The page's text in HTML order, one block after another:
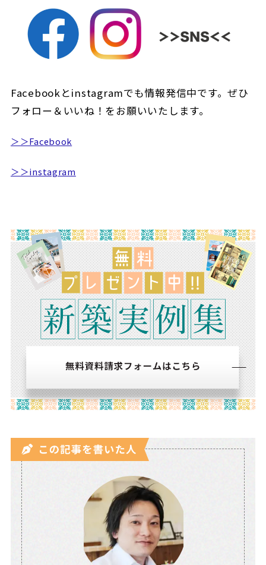
Facebookとinstagramでも情報発信中です。ぜひ
フォロー＆いいね！をお願いいたします。
＞＞Facebook
＞＞instagram